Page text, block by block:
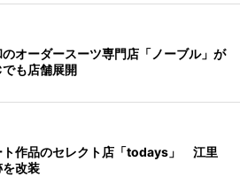
オーダースーツ専門店「ノーブル」が
も店舗展開
ト作品のセレクト店「todays」 江里
改装